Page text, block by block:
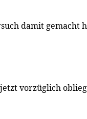
damit gemacht
vorzüglich